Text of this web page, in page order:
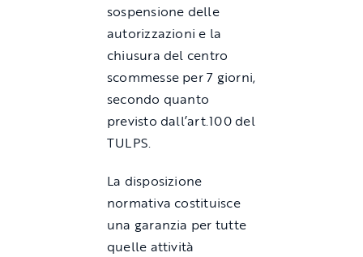
sospensione delle
autorizzazioni e la
chiusura del centro
scommesse per 7 giorni,
secondo quanto
previsto dall’art.100 del
TULPS.
La disposizione
normativa costituisce
una garanzia per tutte
quelle attività